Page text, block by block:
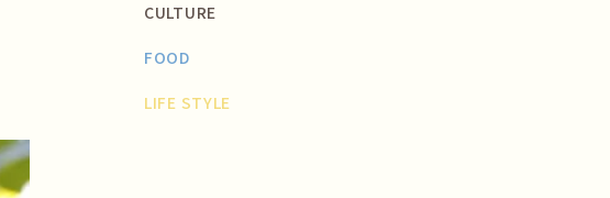
CULTURE
FOOD
LIFE STYLE